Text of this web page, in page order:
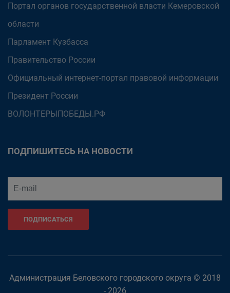
Портал органов государственной власти Кемеровской
области
Парламент Кузбасса
Правительство России
Официальный интернет-портал правовой информации
Президент России
ВОЛОНТЕРЫПОБЕДЫ.РФ
ПОДПИШИТЕСЬ НА НОВОСТИ
ПОДПИСАТЬСЯ
Администрация Беловского городского округа © 2018
- 2026